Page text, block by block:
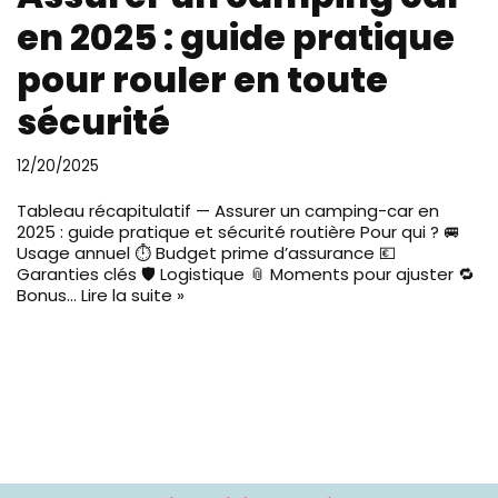
en 2025 : guide pratique
pour rouler en toute
sécurité
12/20/2025
Tableau récapitulatif — Assurer un camping-car en
2025 : guide pratique et sécurité routière Pour qui ? 🚐
Usage annuel ⏱️ Budget prime d’assurance 💶
Garanties clés 🛡️ Logistique 📎 Moments pour ajuster 🔁
Bonus… Lire la suite »